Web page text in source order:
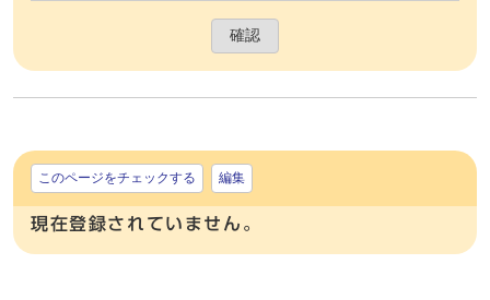
確認
このページをチェックする 編集
現在登録されていません。